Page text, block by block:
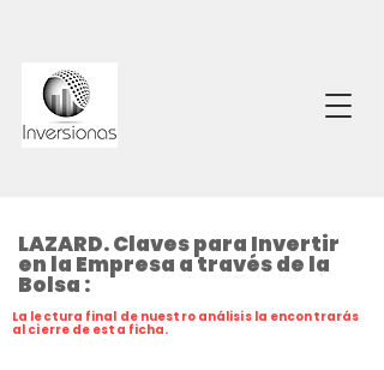
LAZARD. Claves para Invertir
en la Empresa a través de la
Bolsa :
La lectura final de nuestro análisis la encontrarás
al cierre de esta ficha.